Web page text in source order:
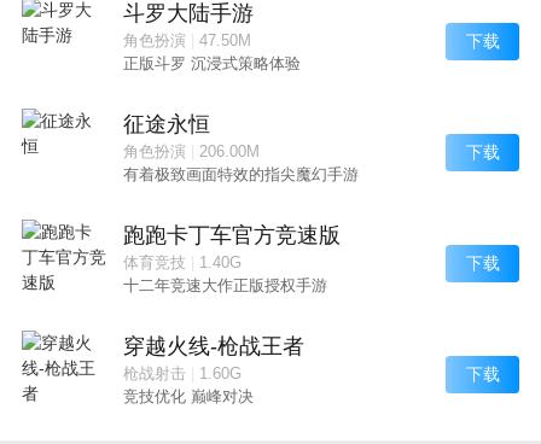
斗罗大陆手游
角色扮演| 47.50M
正版斗罗 沉浸式策略体验
下载
征途永恒
角色扮演| 206.00M
有着极致画面特效的指尖魔幻手游
下载
跑跑卡丁车官方竞速版
体育竞技
1.40G
十二年竞速大作正版授权手游
下载
穿越火线-枪战王者
枪战射击
1.60G
竞技优化 巅峰对决
下载